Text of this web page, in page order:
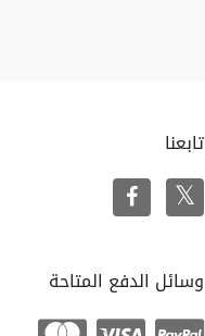
تابعنا
وسائل الدفع المتاحة